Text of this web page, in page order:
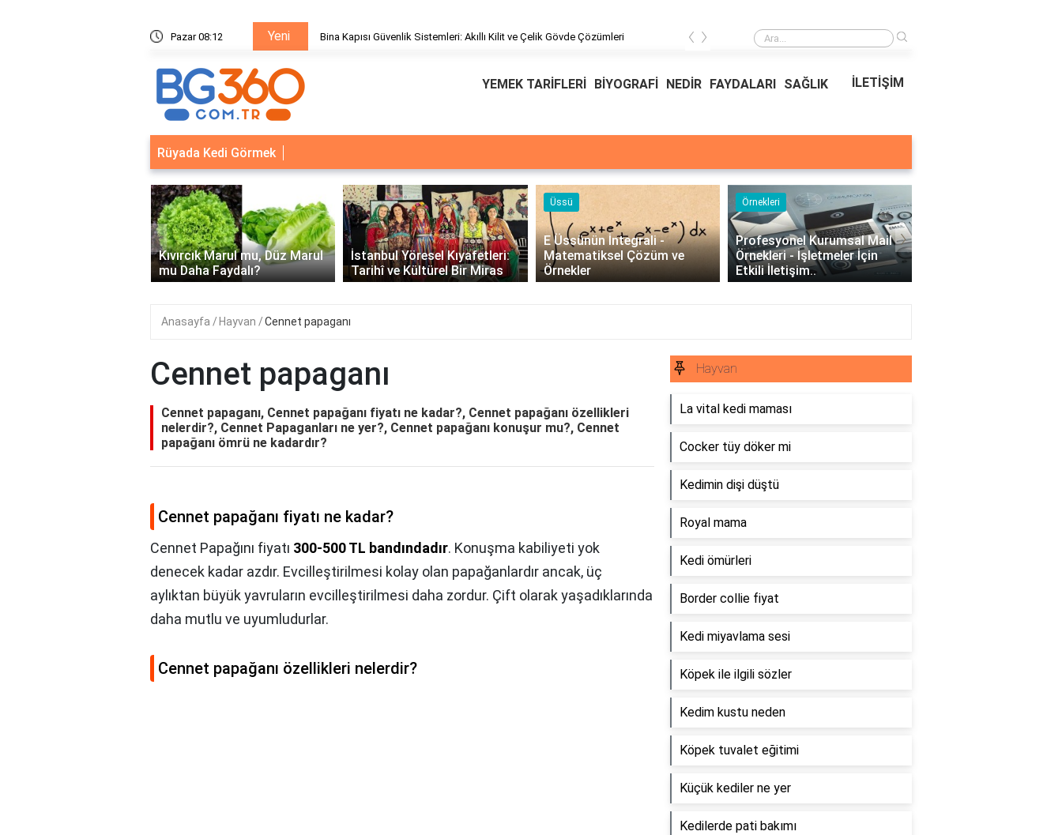
Pazar 08:12 Yeni
Sistemleri: Akıllı Kilit ve Çelik Gövde Çözümleri Ödeal Müşteri Hizmetleri Ödeal Müşteri Hizmetleri
‹ ›
YEMEK TARİFLERİ BİYOGRAFİ NEDİR FAYDALARI SAĞLIK İLETİŞİM
Rüyada Kedi Görmek
Kıvırcık Marul mu, Düz Marul
mu Daha Faydalı?
İstanbul Yöresel Kıyafetleri:
Tarihî ve Kültürel Bir Miras
Üssü
E Üssünün İntegrali -
Matematiksel Çözüm ve
Örnekler
Örnekleri
Profesyonel Kurumsal Mail
Örnekleri - İşletmeler İçin
Etkili İletişim..
‹ ›
Anasayfa Hayvan Cennet papaganı
Cennet papaganı
Cennet papaganı, Cennet papağanı fiyatı ne kadar?, Cennet papağanı özellikleri
nelerdir?, Cennet Papaganları ne yer?, Cennet papağanı konuşur mu?, Cennet
papağanı ömrü ne kadardır?
Cennet papağanı fiyatı ne kadar?
Cennet Papağını fiyatı 300-500 TL bandındadır. Konuşma kabiliyeti yok
denecek kadar azdır. Evcilleştirilmesi kolay olan papağanlardır ancak, üç
aylıktan büyük yavruların evcilleştirilmesi daha zordur. Çift olarak yaşadıklarında
daha mutlu ve uyumludurlar.
Cennet papağanı özellikleri nelerdir?
Hayvan
La vital kedi maması
Cocker tüy döker mi
Kedimin dişi düştü
Royal mama
Kedi ömürleri
Border collie fiyat
Kedi miyavlama sesi
Köpek ile ilgili sözler
Kedim kustu neden
Köpek tuvalet eğitimi
Küçük kediler ne yer
Kedilerde pati bakımı